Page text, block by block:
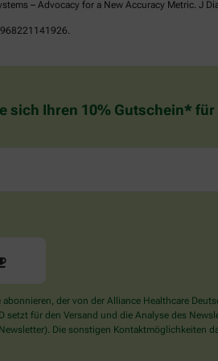
– Advocacy for a New Accuracy Metric. J
sich Ihren 10% Gutschein*
der von der Alliance Healthcare
setzt für den Versand und die Analyse des
Die sonstigen Kontaktmöglichkeiten